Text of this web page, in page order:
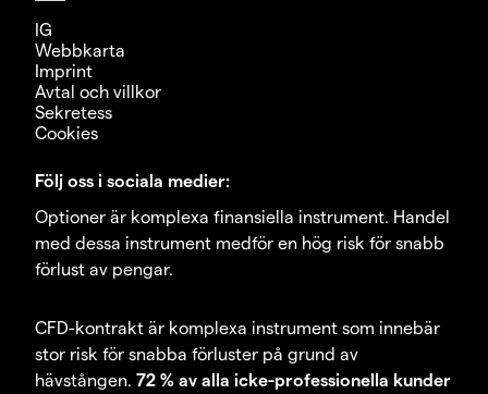
IG
Webbkarta
Imprint
Avtal och villkor
Sekretess
Cookies
Följ oss i sociala medier:
Optioner är komplexa finansiella instrument. Handel
med dessa instrument medför en hög risk för snabb
förlust av pengar.
CFD-kontrakt är komplexa instrument som innebär
stor risk för snabba förluster på grund av
hävstången. 72 % av alla icke-professionella kunder